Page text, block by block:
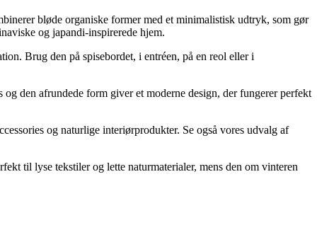
bløde organiske former med et minimalistisk udtryk, som gør
og japandi-inspirerede hjem.
Brug den på spisebordet, i entréen, på en reol eller i
den afrundede form giver et moderne design, der fungerer perfekt
og naturlige interiørprodukter. Se også vores udvalg af
til lyse tekstiler og lette naturmaterialer, mens den om vinteren